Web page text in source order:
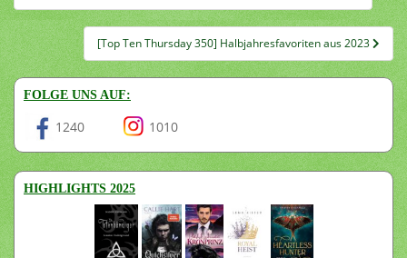
[Top Ten Thursday 350] Halbjahresfavoriten aus 2023
FOLGE UNS AUF:
1240 1010
HIGHLIGHTS 2025